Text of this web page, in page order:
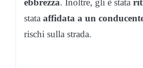
ebbrezza. Inoltre, gli è stata
stata affidata a un
rischi sulla strada.